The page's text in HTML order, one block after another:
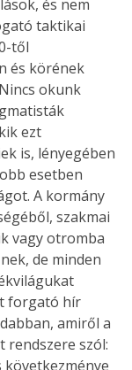
és nem
taktikai
től
és körének
okunk
ezt
is, lényegében
esetben
A kormány
szakmai
vagy otromba
de minden
forgató hír
amiről a
rendszere szól: